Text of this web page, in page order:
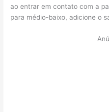
ao entrar em contato com a
para médio-baixo, adicione o